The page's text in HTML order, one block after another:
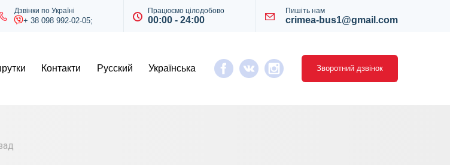
Дзвінки по Україні
+ 38 098 992-02-05;
Працюємо цілодобово
00:00 - 24:00
Пишіть нам
crimea-bus1@gmail.com
Контакти Русский Українська Зворотний дзвінок